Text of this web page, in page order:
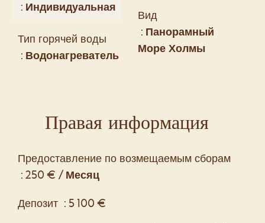
Индивидуальная
Тип горячей воды
Водонагреватель
Вид
Панорамный
Море Холмы
Правая информация
Предоставление по возмещаемым сборам
250 € / Месяц
Депозит
5 100 €